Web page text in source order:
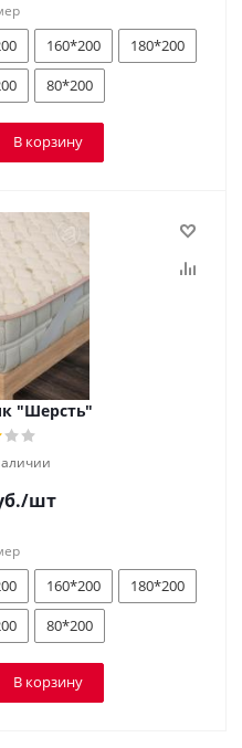
160*200
180*200
80*200
В корзину
"Шерсть"
/шт
160*200
180*200
80*200
В корзину